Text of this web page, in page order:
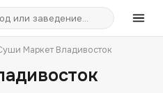
Маркет Владивосток